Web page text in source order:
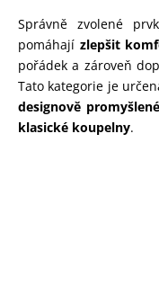
Správně zvolené
pomáhají zlepšit
pořádek a zároveň
Tato kategorie je
designově
klasické koupelny.